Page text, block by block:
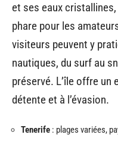
et ses eaux
phare pour les
visiteurs peuvent y
nautiques, du surf au
préservé. L’île offre un
détente et à l’évasion.
Tenerife : plages variées,